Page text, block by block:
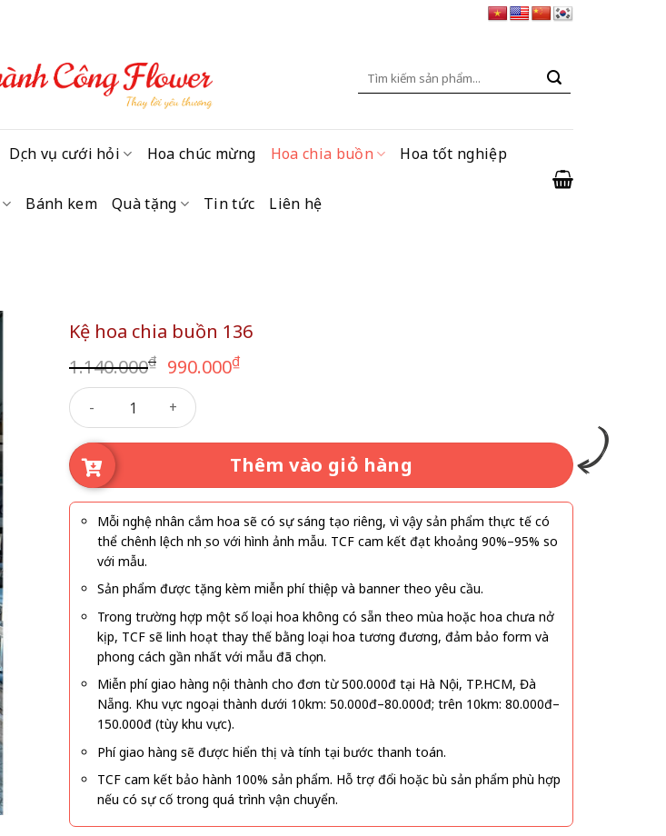
Tìm
Dịch vụ cưới hỏi Hoa chúc mừng Hoa chia buồn Hoa tốt nghiệp
Bánh kem Quà tặng Tin tức Liên hệ
Kệ hoa chia buồn 136
1.140.000₫ Giá
gốc
là:
1.140.000₫.
990.000₫Giá
990.000₫.
Kệ hoa chia buồn 136 số lượng
Thêm vào giỏ hàng
Mỗi nghệ nhân cắm hoa sẽ có sự sáng tạo riêng, vì vậy sản phẩm thực tế có
thể chênh lệch nhẹ so với hình ảnh mẫu. TCF cam kết đạt khoảng 90%–95% so
với mẫu.
Sản phẩm được tặng kèm miễn phí thiệp và banner theo yêu cầu.
Trong trường hợp một số loại hoa không có sẵn theo mùa hoặc hoa chưa nở
kịp, TCF sẽ linh hoạt thay thế bằng loại hoa tương đương, đảm bảo form và
phong cách gần nhất với mẫu đã chọn.
Miễn phí giao hàng nội thành cho đơn từ 500.000đ tại Hà Nội, TP.HCM, Đà
Nẵng. Khu vực ngoại thành dưới 10km: 50.000đ–80.000đ; trên 10km: 80.000đ–
150.000đ (tùy khu vực).
Phí giao hàng sẽ được hiển thị và tính tại bước thanh toán.
TCF cam kết bảo hành 100% sản phẩm. Hỗ trợ đổi hoặc bù sản phẩm phù hợp
nếu có sự cố trong quá trình vận chuyển.